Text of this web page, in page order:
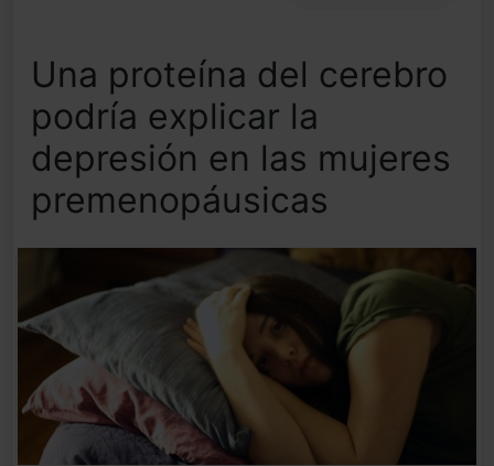
Una proteína del cerebro
podría explicar la
depresión en las mujeres
premenopáusicas